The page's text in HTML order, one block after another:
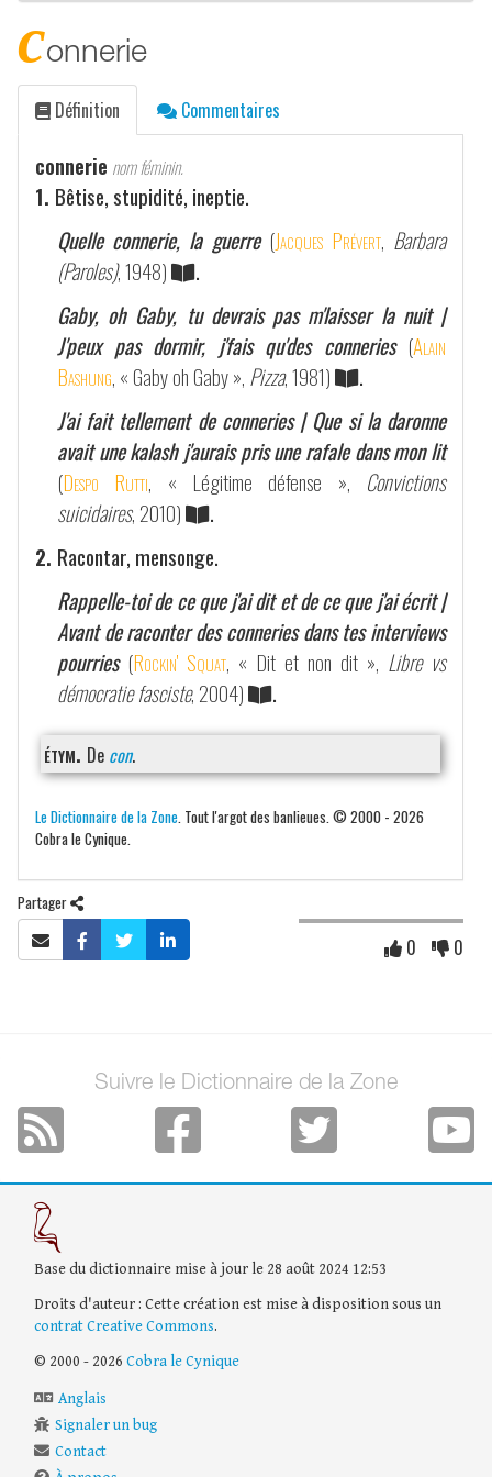
connerie
Définition Commentaires
connerie nom féminin.
1. Bêtise, stupidité, ineptie.
Quelle connerie, la guerre (Jacques Prévert, Barbara
(Paroles), 1948)
.
Gaby, oh Gaby, tu devrais pas m'laisser la nuit |
J'peux pas dormir, j'fais qu'des conneries (Alain
Bashung, « Gaby oh Gaby », Pizza, 1981)
.
J'ai fait tellement de conneries | Que si la daronne
avait une kalash j'aurais pris une rafale dans mon lit
(Despo Rutti, « Légitime défense », Convictions
suicidaires, 2010)
.
2. Racontar, mensonge.
Rappelle-toi de ce que j'ai dit et de ce que j'ai écrit |
Avant de raconter des conneries dans tes interviews
pourries (Rockin' Squat, « Dit et non dit », Libre vs
démocratie fasciste, 2004)
.
étym. De con.
Le Dictionnaire de la Zone . Tout l'argot des banlieues. © 2000 - 2026
Cobra le Cynique.
Partager
0 0
Suivre le Dictionnaire de la Zone
Base du dictionnaire mise à jour le 28 août 2024 12:53
Droits d'auteur : Cette création est mise à disposition sous un
contrat Creative Commons.
© 2000 - 2026 Cobra le Cynique
Anglais
Signaler un bug
Contact